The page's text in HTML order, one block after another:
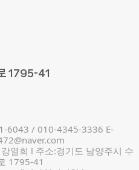
1795-41
6043 / 010-4345-3336 E-
열희 l 주소:경기도 남양주시 수
1795-41